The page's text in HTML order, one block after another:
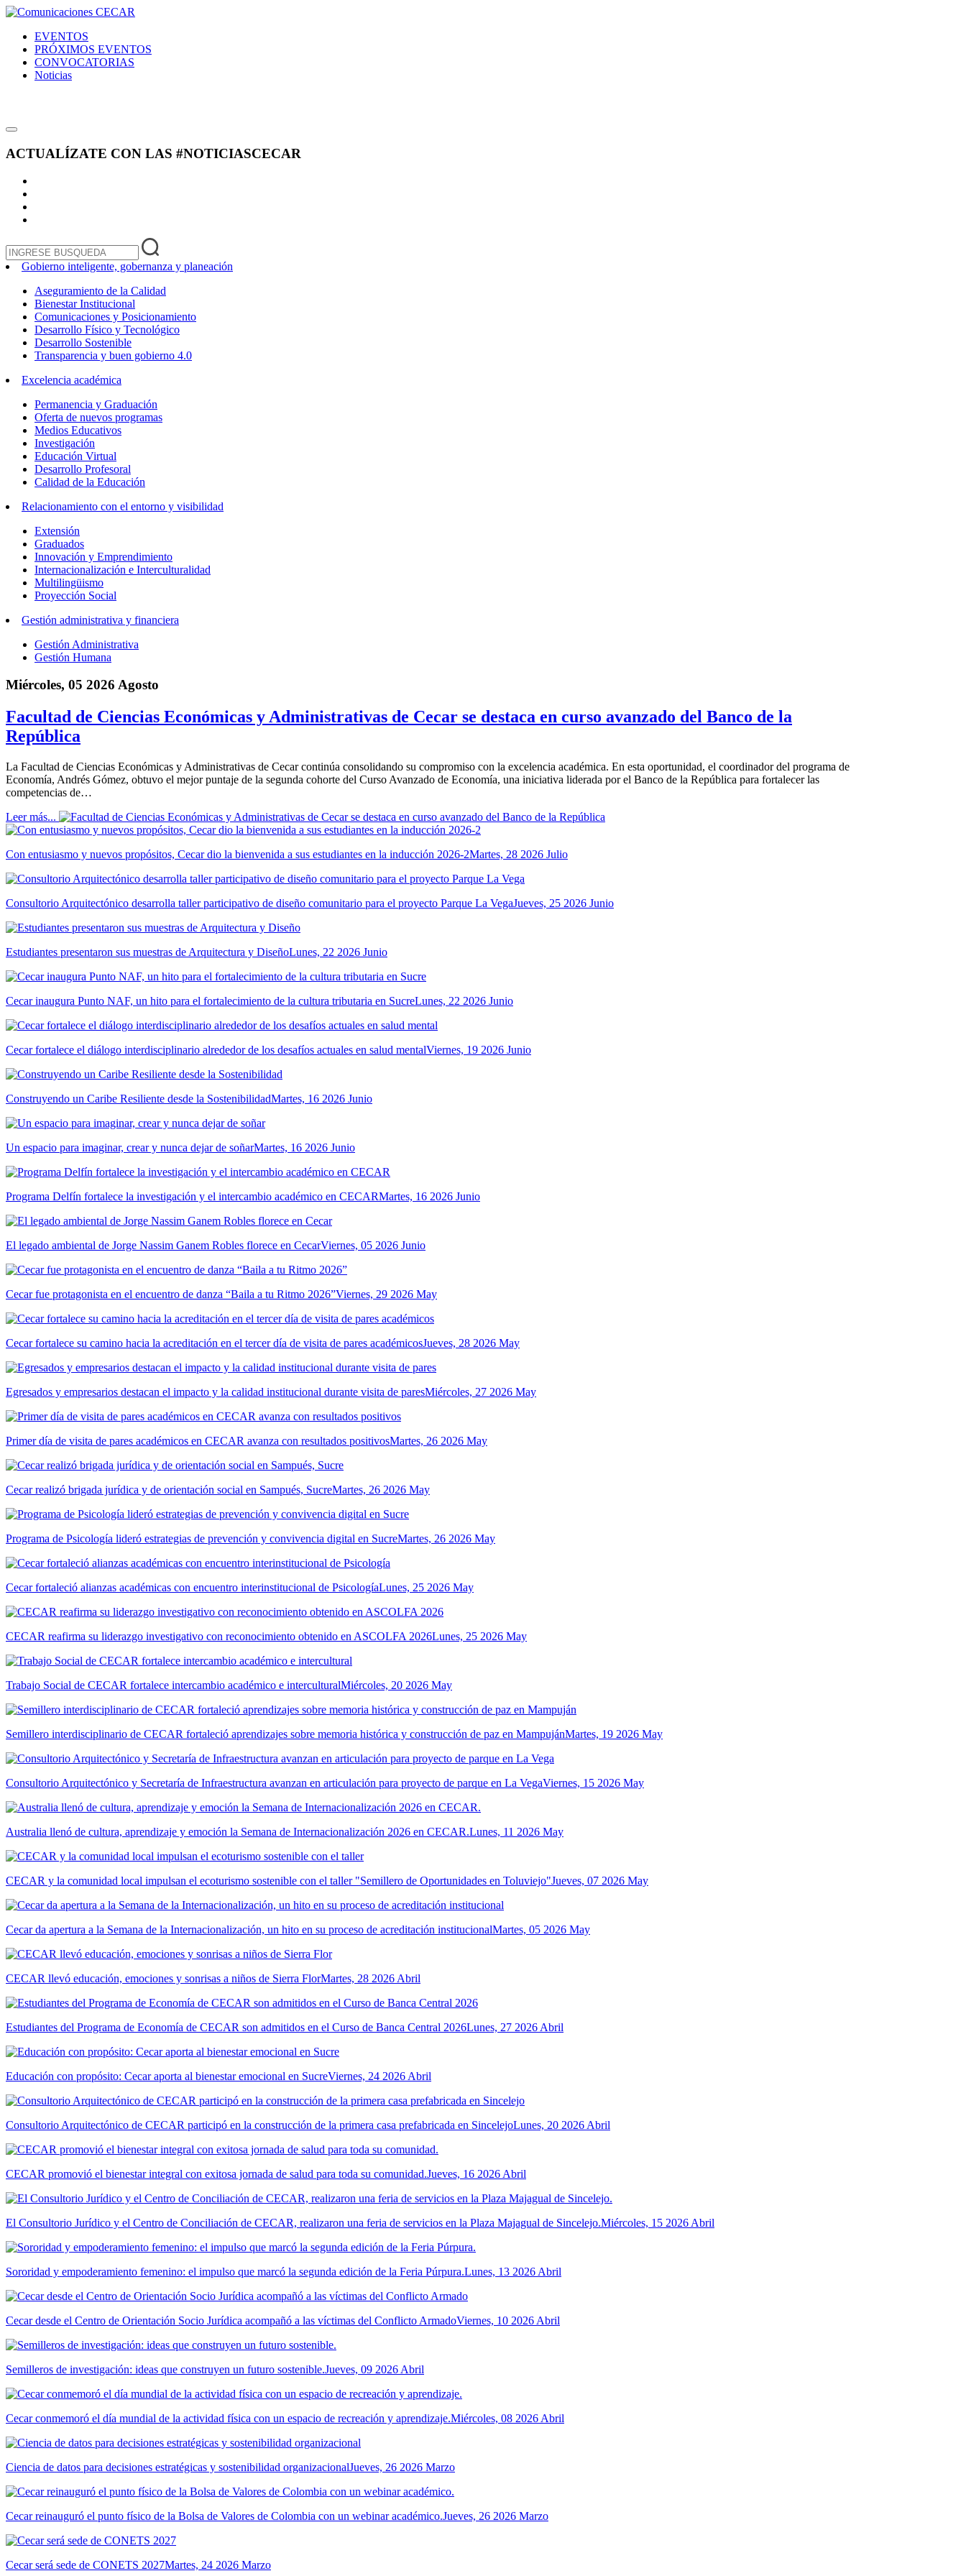
EVENTOS
PRÓXIMOS EVENTOS
CONVOCATORIAS
Noticias
ACTUALÍZATE CON LAS #NOTICIASCECAR
Gobierno inteligente, gobernanza y planeación
Aseguramiento de la Calidad
Bienestar Institucional
Comunicaciones y Posicionamiento
Desarrollo Físico y Tecnológico
Desarrollo Sostenible
Transparencia y buen gobierno 4.0
Excelencia académica
Permanencia y Graduación
Oferta de nuevos programas
Medios Educativos
Investigación
Educación Virtual
Desarrollo Profesoral
Calidad de la Educación
Relacionamiento con el entorno y visibilidad
Extensión
Graduados
Innovación y Emprendimiento
Internacionalización e Interculturalidad
Multilingüismo
Proyección Social
Gestión administrativa y financiera
Gestión Administrativa
Gestión Humana
Miércoles, 05 2026 Agosto
Facultad de Ciencias Económicas y Administrativas de Cecar se destaca en curso avanzado del Banco de la
República
La Facultad de Ciencias Económicas y Administrativas de Cecar continúa consolidando su compromiso con la excelencia académica. En esta oportunidad, el coordinador del programa de
Economía, Andrés Gómez, obtuvo el mejor puntaje de la segunda cohorte del Curso Avanzado de Economía, una iniciativa liderada por el Banco de la República para fortalecer las
competencias de…
Leer más...
Con entusiasmo y nuevos propósitos, Cecar dio la bienvenida a sus estudiantes en la inducción 2026-2Martes, 28 2026 Julio
Consultorio Arquitectónico desarrolla taller participativo de diseño comunitario para el proyecto Parque La VegaJueves, 25 2026 Junio
Estudiantes presentaron sus muestras de Arquitectura y DiseñoLunes, 22 2026 Junio
Cecar inaugura Punto NAF, un hito para el fortalecimiento de la cultura tributaria en SucreLunes, 22 2026 Junio
Cecar fortalece el diálogo interdisciplinario alrededor de los desafíos actuales en salud mentalViernes, 19 2026 Junio
Construyendo un Caribe Resiliente desde la SostenibilidadMartes, 16 2026 Junio
Un espacio para imaginar, crear y nunca dejar de soñarMartes, 16 2026 Junio
Programa Delfín fortalece la investigación y el intercambio académico en CECARMartes, 16 2026 Junio
El legado ambiental de Jorge Nassim Ganem Robles florece en CecarViernes, 05 2026 Junio
Cecar fue protagonista en el encuentro de danza “Baila a tu Ritmo 2026”Viernes, 29 2026 May
Cecar fortalece su camino hacia la acreditación en el tercer día de visita de pares académicosJueves, 28 2026 May
Egresados y empresarios destacan el impacto y la calidad institucional durante visita de paresMiércoles, 27 2026 May
Primer día de visita de pares académicos en CECAR avanza con resultados positivosMartes, 26 2026 May
Cecar realizó brigada jurídica y de orientación social en Sampués, SucreMartes, 26 2026 May
Programa de Psicología lideró estrategias de prevención y convivencia digital en SucreMartes, 26 2026 May
Cecar fortaleció alianzas académicas con encuentro interinstitucional de PsicologíaLunes, 25 2026 May
CECAR reafirma su liderazgo investigativo con reconocimiento obtenido en ASCOLFA 2026Lunes, 25 2026 May
Trabajo Social de CECAR fortalece intercambio académico e interculturalMiércoles, 20 2026 May
Semillero interdisciplinario de CECAR fortaleció aprendizajes sobre memoria histórica y construcción de paz en MampujánMartes, 19 2026 May
Consultorio Arquitectónico y Secretaría de Infraestructura avanzan en articulación para proyecto de parque en La VegaViernes, 15 2026 May
Australia llenó de cultura, aprendizaje y emoción la Semana de Internacionalización 2026 en CECAR.Lunes, 11 2026 May
CECAR y la comunidad local impulsan el ecoturismo sostenible con el taller "Semillero de Oportunidades en Toluviejo"Jueves, 07 2026 May
Cecar da apertura a la Semana de la Internacionalización, un hito en su proceso de acreditación institucionalMartes, 05 2026 May
CECAR llevó educación, emociones y sonrisas a niños de Sierra FlorMartes, 28 2026 Abril
Estudiantes del Programa de Economía de CECAR son admitidos en el Curso de Banca Central 2026Lunes, 27 2026 Abril
Educación con propósito: Cecar aporta al bienestar emocional en SucreViernes, 24 2026 Abril
Consultorio Arquitectónico de CECAR participó en la construcción de la primera casa prefabricada en SincelejoLunes, 20 2026 Abril
CECAR promovió el bienestar integral con exitosa jornada de salud para toda su comunidad.Jueves, 16 2026 Abril
El Consultorio Jurídico y el Centro de Conciliación de CECAR, realizaron una feria de servicios en la Plaza Majagual de Sincelejo.Miércoles, 15 2026 Abril
Sororidad y empoderamiento femenino: el impulso que marcó la segunda edición de la Feria Púrpura.Lunes, 13 2026 Abril
Cecar desde el Centro de Orientación Socio Jurídica acompañó a las víctimas del Conflicto ArmadoViernes, 10 2026 Abril
Semilleros de investigación: ideas que construyen un futuro sostenible.Jueves, 09 2026 Abril
Cecar conmemoró el día mundial de la actividad física con un espacio de recreación y aprendizaje.Miércoles, 08 2026 Abril
Ciencia de datos para decisiones estratégicas y sostenibilidad organizacionalJueves, 26 2026 Marzo
Cecar reinauguró el punto físico de la Bolsa de Valores de Colombia con un webinar académico.Jueves, 26 2026 Marzo
Cecar será sede de CONETS 2027Martes, 24 2026 Marzo